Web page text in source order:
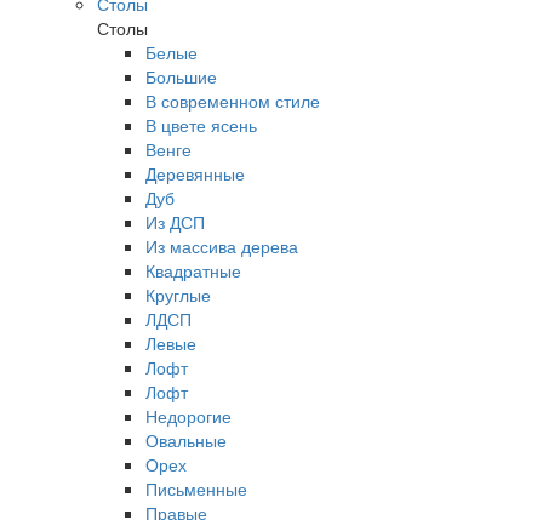
Столы
Белые
Большие
В современном стиле
В цвете ясень
Венге
Деревянные
Дуб
Из ДСП
Из массива дерева
Квадратные
Круглые
ЛДСП
Левые
Лофт
Лофт
Недорогие
Овальные
Орех
Письменные
Правые